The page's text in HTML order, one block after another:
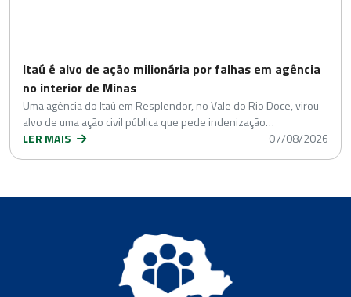
Itaú é alvo de ação milionária por falhas em agência
no interior de Minas
Uma agência do Itaú em Resplendor, no Vale do Rio Doce, virou
alvo de uma ação civil pública que pede indenização…
LER MAIS
07/08/2026